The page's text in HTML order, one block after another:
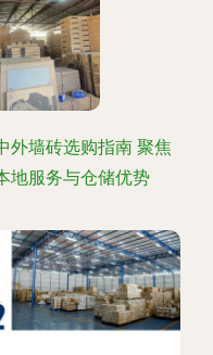
外墙砖选购指南 聚焦
地服务与仓储优势